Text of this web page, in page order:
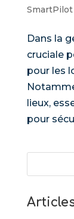
SmartPilot
Dans la
cruciale
pour les
lieux,
pour